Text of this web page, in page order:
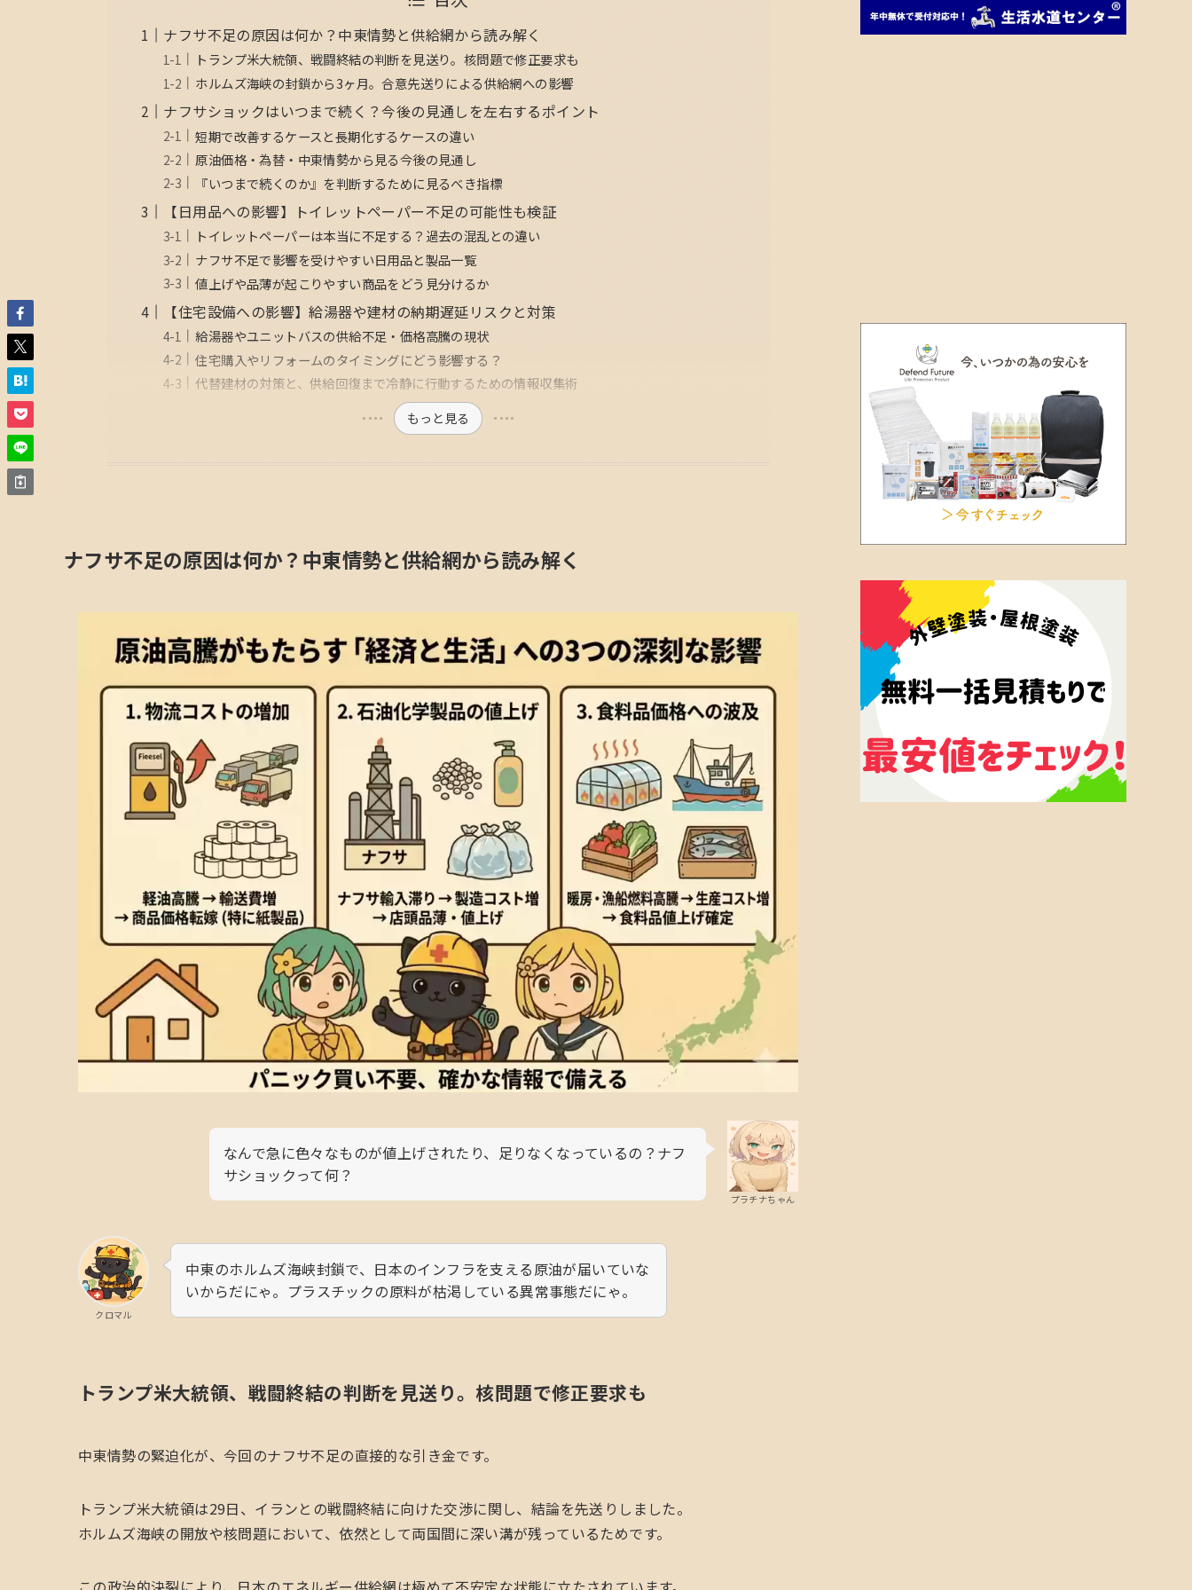
ナフサ不足の原因は何か？中東情勢と供給網から読み解く
トランプ米大統領、戦闘終結の判断を見送り。核問題で修正要求も
ホルムズ海峡の封鎖から3ヶ月。合意先送りによる供給網への影響
ナフサショックはいつまで続く？今後の見通しを左右するポイント
短期で改善するケースと長期化するケースの違い
原油価格・為替・中東情勢から見る今後の見通し
『いつまで続くのか』を判断するために見るべき指標
【日用品への影響】トイレットペーパー不足の可能性も検証
トイレットペーパーは本当に不足する？過去の混乱との違い
ナフサ不足で影響を受けやすい日用品と製品一覧
値上げや品薄が起こりやすい商品をどう見分けるか
【住宅設備への影響】給湯器や建材の納期遅延リスクと対策
給湯器やユニットバスの供給不足・価格高騰の現状
住宅購入やリフォームのタイミングにどう影響する？
代替建材の対策と、供給回復まで冷静に行動するための情報収集術
もっと見る
ナフサ不足の原因は何か？中東情勢と供給網から読み解く
プラチナちゃん
なんで急に色々なものが値上げされたり、足りなくなっているの？ナフ
サショックって何？
クロマル
中東のホルムズ海峡封鎖で、日本のインフラを支える原油が届いていな
いからだにゃ。プラスチックの原料が枯渇している異常事態だにゃ。
トランプ米大統領、戦闘終結の判断を見送り。核問題で修正要求も
中東情勢の緊迫化が、今回のナフサ不足の直接的な引き金です。
トランプ米大統領は29日、イランとの戦闘終結に向けた交渉に関し、結論を先送りしました。
ホルムズ海峡の開放や核問題において、依然として両国間に深い溝が残っているためです。